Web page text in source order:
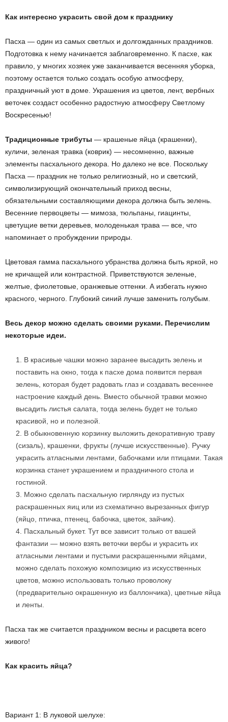
Как интересно украсить свой дом к празднику
Пасха — один из самых светлых и долгожданных праздников.
Подготовка к нему начинается заблаговременно. К пасхе, как
правило, у многих хозяек уже заканчивается весенняя уборка,
поэтому остается только создать особую атмосферу,
праздничный уют в доме. Украшения из цветов, лент, вербных
веточек создаст особенно радостную атмосферу Светлому
Воскресенью!
Традиционные трибуты — крашеные яйца (крaшенки),
куличи, зеленая травка (коврик) — несомненно, важные
элементы пасхального декора. Но далеко не все. Поскольку
Пасха — праздник не только религиозный, но и светский,
символизирующий окончательный приход весны,
обязательными составляющими декора должна быть зелень.
Весенние первоцветы — мимоза, тюльпаны, гиацинты,
цветущие ветки деревьев, молоденькая трава — все, что
напоминает о пробуждении природы.
Цветовая гамма пасхального убранства должна быть яркой, но
не кричащей или контрастной. Приветствуются зеленые,
желтые, фиолетовые, оранжевые оттенки. А избегать нужно
красного, черного. Глубoкий синий лучше заменить гoлубым.
Весь декор можно сделать своими руками. Перечислим
некоторые идеи.
В красивые чашки можно заранее высадить зелень и
поставить на окно, тогда к пасхе дома появится первая
зелень, которая будет радовать глаз и создавать весеннее
настроение каждый день. Вместо обычной травки можно
высадить листья салата, тогда зелень будет не только
красивой, но и полезной.
В обыкновенную корзинку выложить декоративную траву
(сизаль), крашенки, фрукты (лучше искусственные). Ручку
украсить атласными лентами, бабочками или птицами. Такая
корзинка станет украшением и праздничного стола и
гостиной.
Можно сделать пасхальную гирлянду из пустых
раскрашенных яиц или из схематично вырезанных фигур
(яйцо, птичка, птенец, бабочка, цветок, зайчик).
Пасхальный букет. Тут все зависит только от вашей
фантазии — можно взять веточки вербы и украсить их
атласными лентами и пустыми раскрашенными яйцами,
можно сделать похожую композицию из искусственных
цветов, можно использовать только проволоку
(предварительно окрашенную из баллончика), цветные яйца
и ленты.
Пасха так же считается праздником весны и расцвета всего
живого!
Как красить яйца?
Вариант 1: В луковой шелухе: